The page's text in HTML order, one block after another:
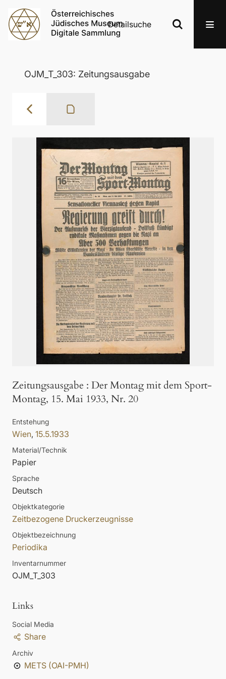
Detailsuche
OJM_T_303: Zeitungsausgabe
Zeitungsausgabe : Der Montag mit dem Sport-
Montag, 15. Mai 1933, Nr. 20
Entstehung
Wien, 15.5.1933
Material/Technik
Papier
Sprache
Deutsch
Objektkategorie
Zeitbezogene Druckerzeugnisse
Objektbezeichnung
Periodika
Inventarnummer
OJM_T_303
Links
Social Media
Share
Archiv
METS (OAI-PMH)